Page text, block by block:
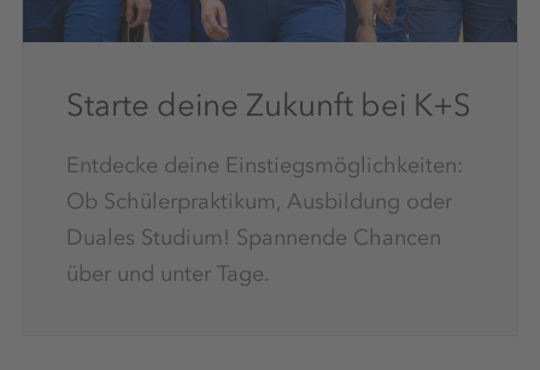
Starte deine Zukunft bei K+S
Entdecke deine Einstiegsmöglichkeiten:
Ob Schülerpraktikum, Ausbildung oder
Duales Studium! Spannende Chancen
über und unter Tage.